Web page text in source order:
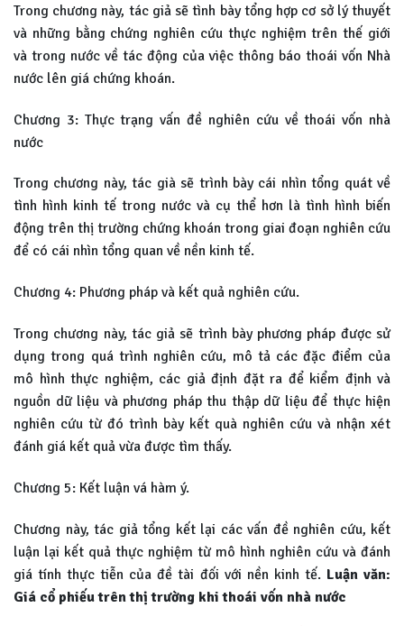
Trong chương này, tác giả sẽ tình bày tổng hợp cơ sở lý thuyết
và những bằng chứng nghiên cứu thực nghiệm trên thế giới
và trong nước về tác động của việc thông báo thoái vốn Nhà
nước lên giá chứng khoán.
Chương 3: Thực trạng vấn đề nghiên cứu về thoái vốn nhà
nước
Trong chương này, tác già sẽ trình bày cái nhìn tổng quát về
tình hình kinh tế trong nước và cụ thể hơn là tình hình biến
động trên thị trường chứng khoán trong giai đoạn nghiên cứu
để có cái nhìn tổng quan về nền kinh tế.
Chương 4: Phương pháp và kết quả nghiên cứu.
Trong chương này, tác giả sẽ trình bày phương pháp được sử
dụng trong quá trình nghiên cứu, mô tả các đặc điểm của
mô hình thực nghiệm, các giả định đặt ra để kiểm định và
nguồn dữ liệu và phương pháp thu thập dữ liệu để thực hiện
nghiên cứu từ đó trình bày kết quà nghiên cứu và nhận xét
đánh giá kết quả vừa được tìm thấy.
Chương 5: Kết luận vá hàm ý.
Chương này, tác giả tổng kết lại các vấn đề nghiên cứu, kết
luận lại kết quả thực nghiệm từ mô hình nghiên cứu và đánh
giá tính thực tiễn của đề tài đối với nền kinh tế. Luận văn:
Giá cổ phiếu trên thị trường khi thoái vốn nhà nước